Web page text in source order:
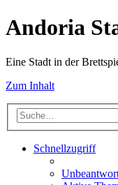
Andoria
Eine Stadt in der
Zum Inhalt
Schnellzugriff